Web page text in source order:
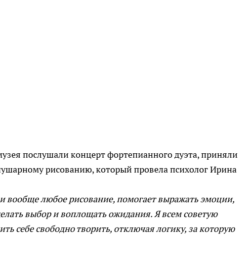
послушали концерт фортепианного дуэта, приняли
рисованию, который провела психолог Ирина
вообще любое рисование, помогает выражать эмоции,
выбор и воплощать ожидания. Я всем советую
себе свободно творить, отключая логику, за которую